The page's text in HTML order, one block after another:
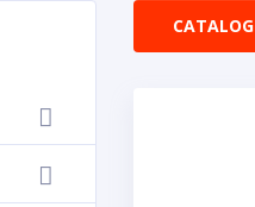
CATALOG